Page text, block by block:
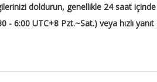
doldurun, genellikle 24 saat
- 6:00 UTC+8 Pzt.~Sat.) veya hızlı